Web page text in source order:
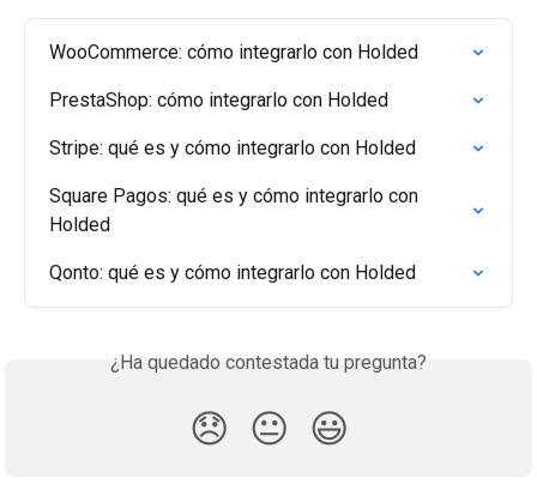
WooCommerce: cómo integrarlo con Holded
PrestaShop: cómo integrarlo con Holded
Stripe: qué es y cómo integrarlo con Holded
Square Pagos: qué es y cómo integrarlo con
Holded
Qonto: qué es y cómo integrarlo con Holded
¿Ha quedado contestada tu pregunta?
😞 😐 😃